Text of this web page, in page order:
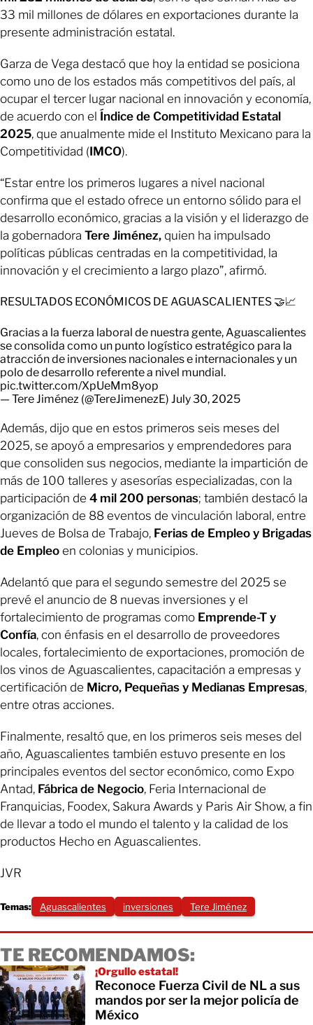
33 mil millones de dólares en exportaciones durante la
presente administración estatal.
Garza de Vega destacó que hoy la entidad se posiciona
como uno de los estados más competitivos del país, al
ocupar el tercer lugar nacional en innovación y economía,
de acuerdo con el Índice de Competitividad Estatal
2025, que anualmente mide el Instituto Mexicano para la
Competitividad (IMCO).
“Estar entre los primeros lugares a nivel nacional
confirma que el estado ofrece un entorno sólido para el
desarrollo económico, gracias a la visión y el liderazgo de
la gobernadora Tere Jiménez, quien ha impulsado
políticas públicas centradas en la competitividad, la
innovación y el crecimiento a largo plazo”, afirmó.
RESULTADOS ECONÓMICOS DE AGUASCALIENTES 🤝📈
Gracias a la fuerza laboral de nuestra gente, Aguascalientes
se consolida como un punto logístico estratégico para la
atracción de inversiones nacionales e internacionales y un
polo de desarrollo referente a nivel mundial.
pic.twitter.com/XpUeMm8yop
— Tere Jiménez (@TereJimenezE) July 30, 2025
Además, dijo que en estos primeros seis meses del
2025, se apoyó a empresarios y emprendedores para
que consoliden sus negocios, mediante la impartición de
más de 100 talleres y asesorías especializadas, con la
participación de 4 mil 200 personas; también destacó la
organización de 88 eventos de vinculación laboral, entre
Jueves de Bolsa de Trabajo, Ferias de Empleo y Brigadas
de Empleo en colonias y municipios.
Adelantó que para el segundo semestre del 2025 se
prevé el anuncio de 8 nuevas inversiones y el
fortalecimiento de programas como Emprende-T y
Confía, con énfasis en el desarrollo de proveedores
locales, fortalecimiento de exportaciones, promoción de
los vinos de Aguascalientes, capacitación a empresas y
certificación de Micro, Pequeñas y Medianas Empresas,
entre otras acciones.
Finalmente, resaltó que, en los primeros seis meses del
año, Aguascalientes también estuvo presente en los
principales eventos del sector económico, como Expo
Antad, Fábrica de Negocio, Feria Internacional de
Franquicias, Foodex, Sakura Awards y Paris Air Show, a fin
de llevar a todo el mundo el talento y la calidad de los
productos Hecho en Aguascalientes.
JVR
Temas: Aguascalientes inversiones Tere Jiménez
TE RECOMENDAMOS:
¡Orgullo estatal!
Reconoce Fuerza Civil de NL a sus
mandos por ser la mejor policía de
México